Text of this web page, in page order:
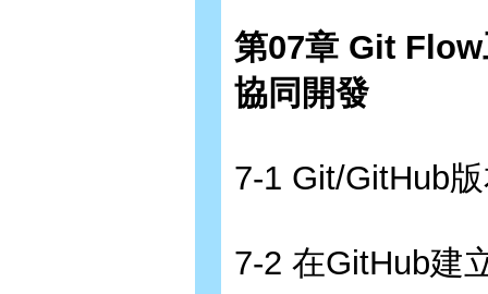
第07章 Git
協同開發
7-1 Git/GitHub
7-2 在GitHub建